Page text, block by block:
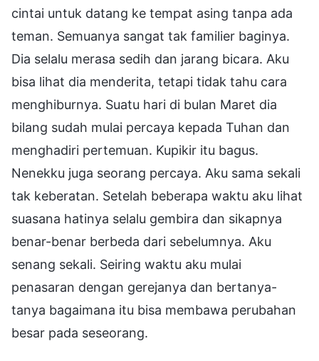
cintai untuk datang ke tempat asing tanpa ada
teman. Semuanya sangat tak familier baginya.
Dia selalu merasa sedih dan jarang bicara. Aku
bisa lihat dia menderita, tetapi tidak tahu cara
menghiburnya. Suatu hari di bulan Maret dia
bilang sudah mulai percaya kepada Tuhan dan
menghadiri pertemuan. Kupikir itu bagus.
Nenekku juga seorang percaya. Aku sama sekali
tak keberatan. Setelah beberapa waktu aku lihat
suasana hatinya selalu gembira dan sikapnya
benar-benar berbeda dari sebelumnya. Aku
senang sekali. Seiring waktu aku mulai
penasaran dengan gerejanya dan bertanya-
tanya bagaimana itu bisa membawa perubahan
besar pada seseorang.